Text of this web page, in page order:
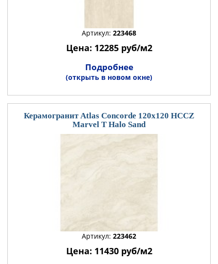
Артикул: 223468
Цена: 12285 руб/м2
Подробнее
(открыть в новом окне)
Керамогранит Atlas Concorde 120x120 HCCZ
Marvel T Halo Sand
Артикул: 223462
Цена: 11430 руб/м2